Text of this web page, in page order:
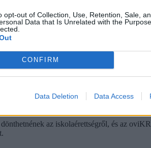
opt-out of Collection, Use, Retention, Sale,
Data that Is Unrelated with the
CONFIRM
Data Deletion Data Access
– több mint százezer
hallgató vagyok, egyből húzni
dönthetnének az iskolaérettségről
az iskolaérettségről, és az